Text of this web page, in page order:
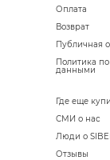
Оплата
Возврат
Публичная
Политика
данными
Где еще
СМИ о нас
Люди о
Отзывы